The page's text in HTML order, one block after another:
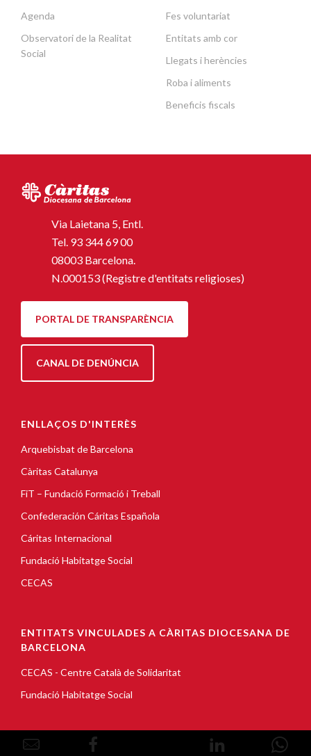
Agenda
Observatori de la Realitat
Social
Fes voluntariat
Entitats amb cor
Llegats i herències
Roba i aliments
Beneficis fiscals
Via Laietana 5, Entl.
Tel. 93 344 69 00
08003 Barcelona.
N.000153 (Registre d'entitats religioses)
PORTAL DE TRANSPARÈNCIA
CANAL DE DENÚNCIA
ENLLAÇOS D'INTERÈS
Arquebisbat de Barcelona
Càritas Catalunya
FiT – Fundació Formació i Treball
Confederación Cáritas Española
Cáritas Internacional
Fundació Habitatge Social
CECAS
ENTITATS VINCULADES A CÀRITAS DIOCESANA DE
BARCELONA
CECAS - Centre Català de Solidaritat
Fundació Habitatge Social